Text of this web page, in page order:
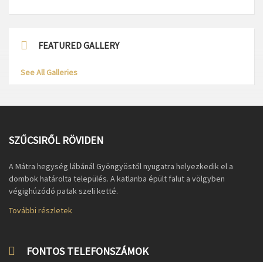
FEATURED GALLERY
See All Galleries
SZŰCSIRŐL RÖVIDEN
A Mátra hegység lábánál Gyöngyöstől nyugatra helyezkedik el a
dombok határolta település. A katlanba épült falut a völgyben
végighúzódó patak szeli ketté.
További részletek
FONTOS TELEFONSZÁMOK